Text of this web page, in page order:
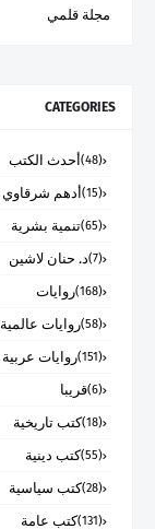
مجلة قلمي
CATEGORIES
أحدث الكتب (48)
أدهم شرقاوي (15)
تنمية بشرية (65)
د. حنان لاشين (7)
روايات (168)
روايات عالمية (58)
روايات عربية (151)
قريبا (6)
كتب تاريخية (18)
كتب دينية (55)
كتب سياسية (28)
كتب عامة (131)